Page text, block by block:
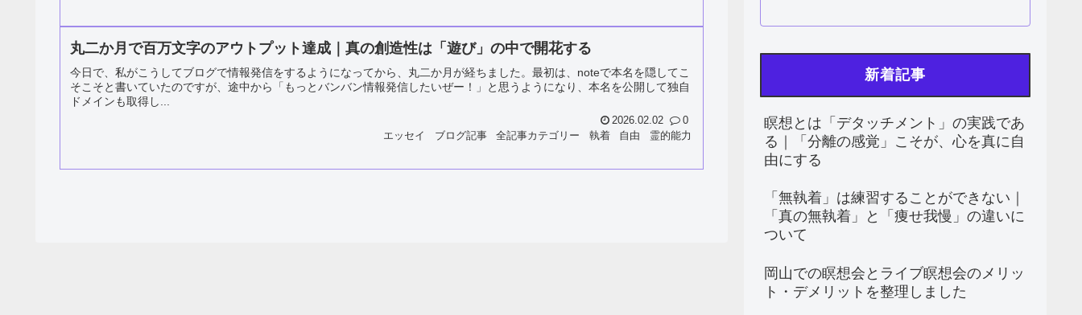
丸二か月で百万文字のアウトプット達成｜真の創造性は「遊び」の中で開花する
今日で、私がこうしてブログで情報発信をするようになってから、丸二か月が経ちました。最初は、noteで本名を隠してこ
そこそと書いていたのですが、途中から「もっとバンバン情報発信したいぜー！」と思うようになり、本名を公開して独自
ドメインも取得し...
2026.02.02
0
エッセイ
ブログ記事 全記事カテゴリー 執着 自由 霊的能力
新着記事
瞑想とは「デタッチメント」の実践であ
る｜「分離の感覚」こそが、心を真に自
由にする
「無執着」は練習することができない｜
「真の無執着」と「痩せ我慢」の違いに
ついて
岡山での瞑想会とライブ瞑想会のメリッ
ト・デメリットを整理しました